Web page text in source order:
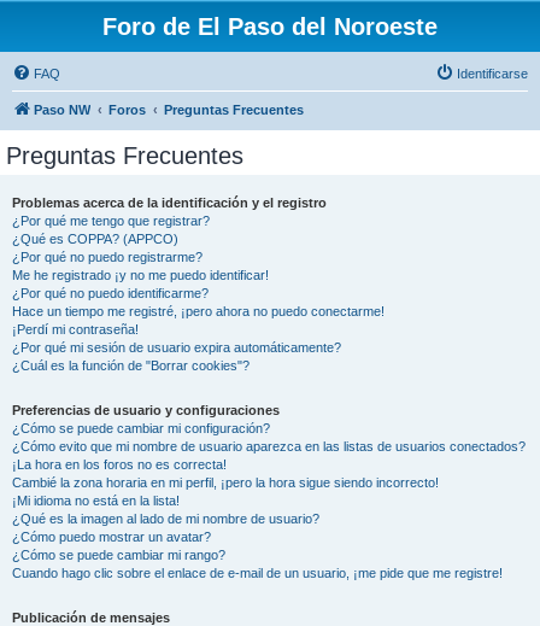
Foro de El Paso del Noroeste
FAQ Identificarse
Paso NW Foros Preguntas Frecuentes
Preguntas Frecuentes
Problemas acerca de la identificación y el registro
¿Por qué me tengo que registrar?
¿Qué es COPPA? (APPCO)
¿Por qué no puedo registrarme?
Me he registrado ¡y no me puedo identificar!
¿Por qué no puedo identificarme?
Hace un tiempo me registré, ¡pero ahora no puedo conectarme!
¡Perdí mi contraseña!
¿Por qué mi sesión de usuario expira automáticamente?
¿Cuál es la función de "Borrar cookies"?
Preferencias de usuario y configuraciones
¿Cómo se puede cambiar mi configuración?
¿Cómo evito que mi nombre de usuario aparezca en las listas de usuarios conectados?
¡La hora en los foros no es correcta!
Cambié la zona horaria en mi perfil, ¡pero la hora sigue siendo incorrecto!
¡Mi idioma no está en la lista!
¿Qué es la imagen al lado de mi nombre de usuario?
¿Cómo puedo mostrar un avatar?
¿Cómo se puede cambiar mi rango?
Cuando hago clic sobre el enlace de e-mail de un usuario, ¡me pide que me registre!
Publicación de mensajes